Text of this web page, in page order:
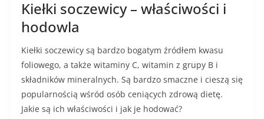
Kiełki soczewicy – właściwości i
hodowla
Kiełki soczewicy są bardzo bogatym źródłem kwasu
foliowego, a także witaminy C, witamin z grupy B i
składników mineralnych. Są bardzo smaczne i cieszą się
popularnością wśród osób ceniących zdrową dietę.
Jakie są ich właściwości i jak je hodować?